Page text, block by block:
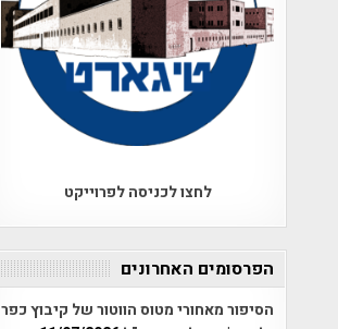
לחצו לכניסה לפרוייקט
הפרסומים האחרונים
הסיפור מאחורי מטוס הווטור של קיבוץ כפר